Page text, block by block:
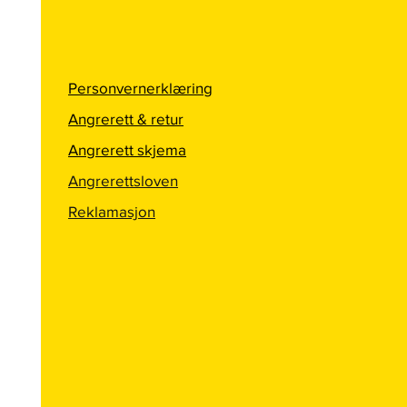
Personvernerklæring
Angrerett & retur
Angrerett skjema
Angrerettsloven
Reklamasjon